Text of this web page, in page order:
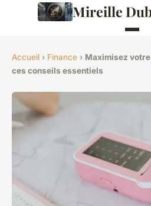
Mireille
Accueil › Finance › Maximisez
ces conseils essentiels